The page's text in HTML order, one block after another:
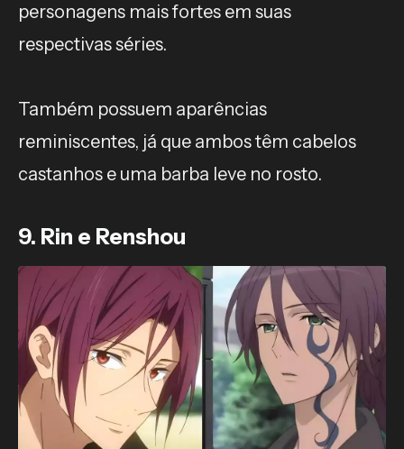
personagens mais fortes em suas
respectivas séries.
Também possuem aparências
reminiscentes, já que ambos têm cabelos
castanhos e uma barba leve no rosto.
9. Rin e Renshou